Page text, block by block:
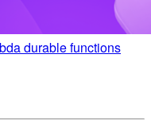
durable functions